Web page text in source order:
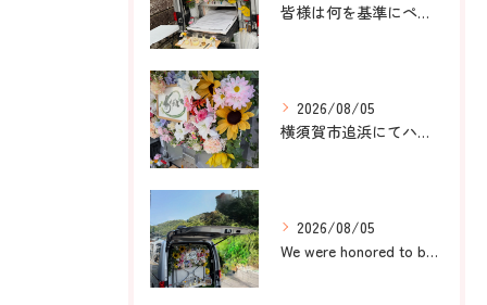
皆様は何を基準にペット葬儀社を選びますか？
2026/08/05
横須賀市追浜にてハムスターのみかんちゃんのペット火葬のお手伝...
2026/08/05
We were honored to be by your ...